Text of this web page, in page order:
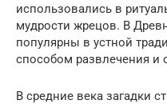
использовались в
мудрости жрецов. В
популярны в устной
способом развлечения и
В средние века загадки